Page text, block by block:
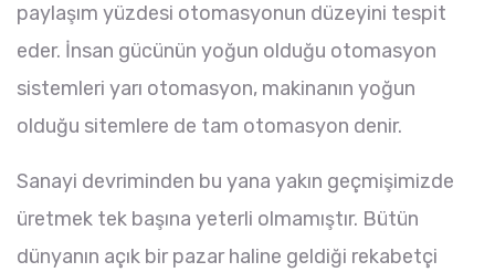
paylaşım yüzdesi otomasyonun düzeyini tespit
eder. İnsan gücünün yoğun olduğu otomasyon
sistemleri yarı otomasyon, makinanın yoğun
olduğu sitemlere de tam otomasyon denir.
Sanayi devriminden bu yana yakın geçmişimizde
üretmek tek başına yeterli olmamıştır. Bütün
dünyanın açık bir pazar haline geldiği rekabetçi